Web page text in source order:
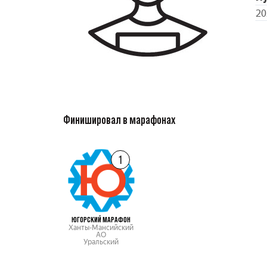
Финишировал в марафонах
1
ЮГОРСКИЙ МАРАФОН
Ханты-Мансийский
АО
Уральский